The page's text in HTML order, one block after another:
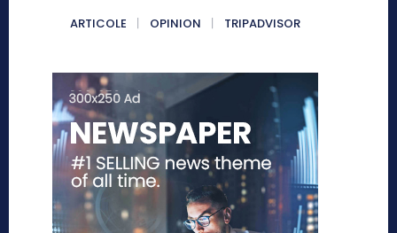
ARTICOLE OPINION TRIPADVISOR